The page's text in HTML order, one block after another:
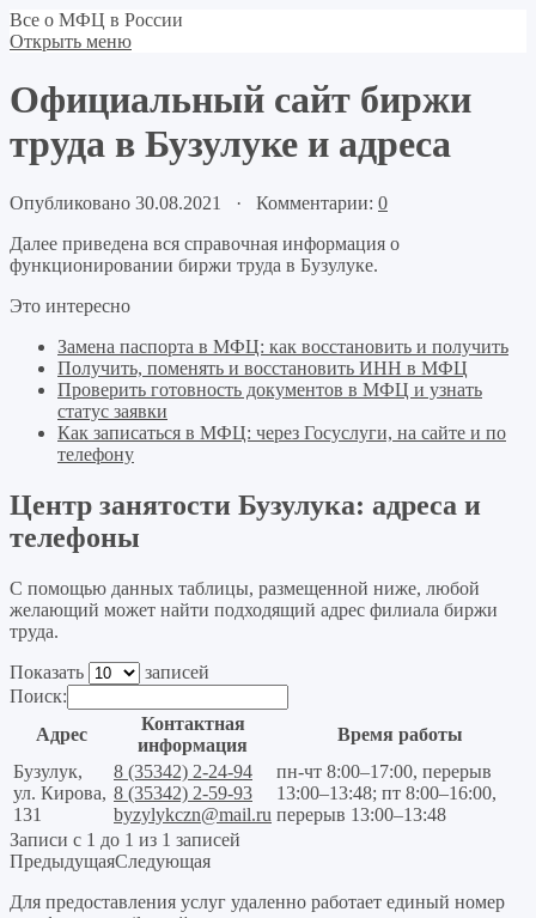
Все о МФЦ в России
Открыть меню
Официальный сайт биржи
труда в Бузулуке и адреса
Опубликовано 30.08.2021 · Комментарии: 0
Далее приведена вся справочная информация о
функционировании биржи труда в Бузулуке.
Это интересно
Замена паспорта в МФЦ: как восстановить и получить
Получить, поменять и восстановить ИНН в МФЦ
Проверить готовность документов в МФЦ и узнать
статус заявки
Как записаться в МФЦ: через Госуслуги, на сайте и по
телефону
Центр занятости Бузулука: адреса и
телефоны
С помощью данных таблицы, размещенной ниже, любой
желающий может найти подходящий адрес филиала биржи
труда.
Показать
записей
Поиск:
Адрес
Контактная
информация
Время работы
Бузулук,
ул. Кирова,
131
8 (35342) 2-24-94
8 (35342) 2-59-93
byzylykczn@mail.ru
пн-чт 8:00–17:00, перерыв
13:00–13:48; пт 8:00–16:00,
перерыв 13:00–13:48
Записи с 1 до 1 из 1 записей
ПредыдущаяСледующая
Для предоставления услуг удаленно работает единый номер